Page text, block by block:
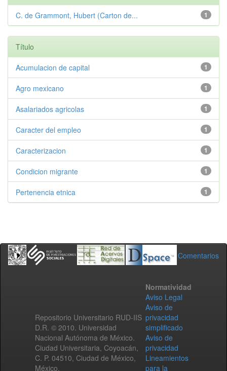
1
C. de Grammont, Hubert (Carton de...
Título
1
Acumulacion de capital
1
Agro mexicano
1
Asalariados agricolas
1
Caracter del empleo
1
Caracterizacion
1
Condicion migrante
1
Pertenencia etnica
Comentarios
Repositorio Universitario RUD-IIS
D.R. © 2010. Universidad
Nacional Autónoma de México.
Ciudad Universitaria, Coyoacán,
C. P. 04510, Ciudad de México,
México.
Normatividad
Aviso Legal
Aviso de
privacidad
simplificado
Aviso de
privacidad
Lineamientos
para la